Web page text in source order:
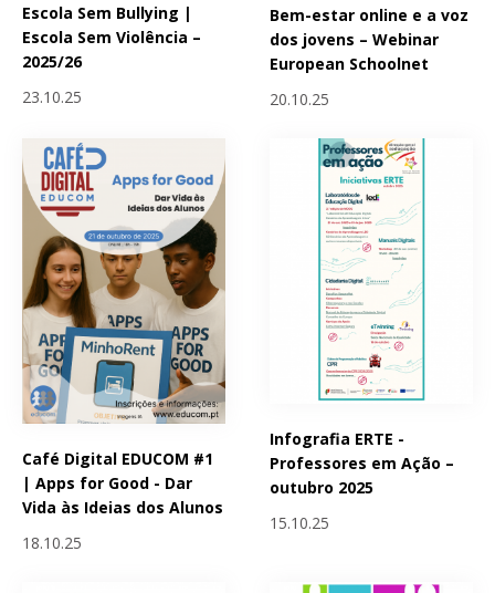
Escola Sem Bullying |
Escola Sem Violência –
2025/26
23.10.25
Bem-estar online e a voz
dos jovens – Webinar
European Schoolnet
20.10.25
Café Digital EDUCOM #1
| Apps for Good - Dar
Vida às Ideias dos Alunos
18.10.25
Infografia ERTE -
Professores em Ação –
outubro 2025
15.10.25